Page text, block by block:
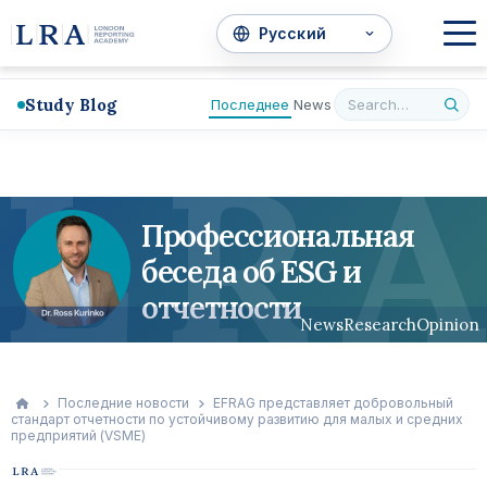
Study Blog Последнее News
Профессиональная
беседа об ESG и
отчетностиNewsResearchOpinion
LRA
Последние новости
EFRAG представляет добровольный
стандарт отчетности по устойчивому развитию для малых и средних
предприятий (VSME)